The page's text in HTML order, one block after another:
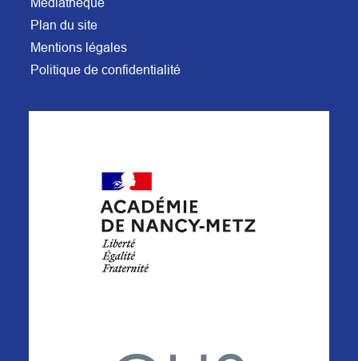
Plan du site
Mentions légales
Politique de confidentialité